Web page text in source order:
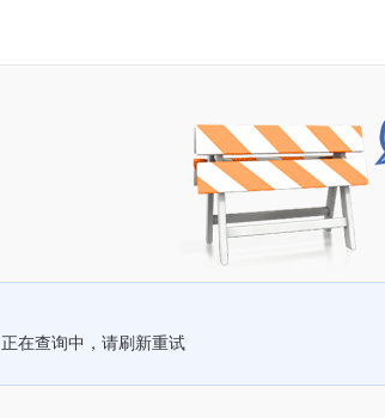
正在查询中，请刷新重试